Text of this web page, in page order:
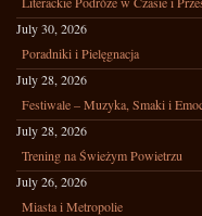
July 30, 2026
Poradniki i Pielęgnacja
July 28, 2026
Festiwale – Muzyka, Smaki i
July 28, 2026
Trening na Świeżym Powietrzu
July 26, 2026
Miasta i Metropolie